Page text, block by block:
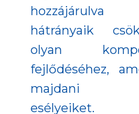
hozzájárulva
hátrányaik
olyan
fejlődéséhez,
majdani
esélyeiket.